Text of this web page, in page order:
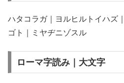
ハタコラガ｜ヨルヒルトイハズ
ゴト｜ミヤヂニゾスル
ローマ字読み｜大文字